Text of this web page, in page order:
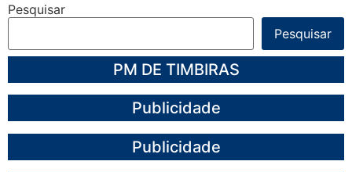
Pesquisar
Pesquisar
PM DE TIMBIRAS
Publicidade
Publicidade